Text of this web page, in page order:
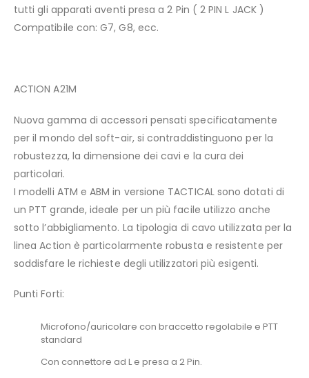
tutti gli apparati aventi presa a 2 Pin ( 2 PIN L JACK )
Compatibile con: G7, G8, ecc.
ACTION A21M
Nuova gamma di accessori pensati specificatamente
per il mondo del soft-air, si contraddistinguono per la
robustezza, la dimensione dei cavi e la cura dei
particolari.
I modelli ATM e ABM in versione TACTICAL sono dotati di
un PTT grande, ideale per un più facile utilizzo anche
sotto l’abbigliamento. La tipologia di cavo utilizzata per la
linea Action è particolarmente robusta e resistente per
soddisfare le richieste degli utilizzatori più esigenti.
Punti Forti:
Microfono/auricolare con braccetto regolabile e PTT
standard
Con connettore ad L e presa a 2 Pin.